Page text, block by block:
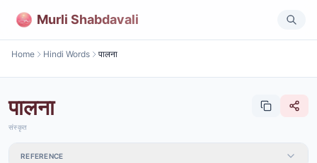
Murli Shabdavali
Home Hindi Words पालना
पालना
संस्कृत
REFERENCE